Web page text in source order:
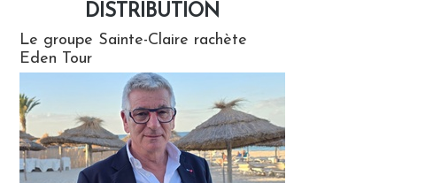
DISTRIBUTION
Le groupe Sainte-Claire rachète
Eden Tour